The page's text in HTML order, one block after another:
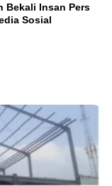
Bekali Insan Pers
Sosial